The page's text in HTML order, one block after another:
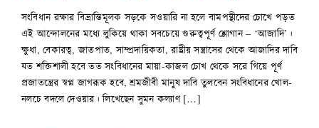
সংবিধান রক্ষার বিভ্রান্তিমূলক সড়কে সওয়ারি না হলে বামপন্থীদের চোখে পড়ত
এই আন্দোলনের মধ্যে লুকিয়ে থাকা সবচেয়ে গুরুত্বপূর্ণ শ্লোগান – ‘আজাদি’।
ক্ষুধা, বেকারত্ব, জাতপাত, সাম্প্রদায়িকতা, রাষ্ট্রীয় সন্ত্রাসের থেকে আজাদির দাবি
যত শক্তিশালী হবে তত সংবিধানের মায়া-কাজল চোখ থেকে সরে গিয়ে পূর্ণ
প্রজাতন্ত্রের স্বপ্ন জাগরূক হবে, শ্রমজীবী মানুষ দাবি তুলবেন সংবিধানের খোল-
নলচে বদলে দেওয়ার। লিখেছেন সুমন কল্যাণ […]